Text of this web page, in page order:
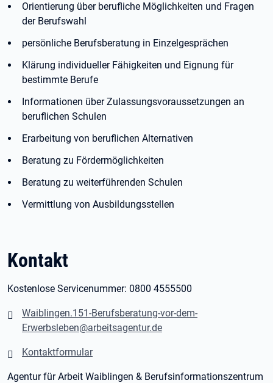
Orientierung über berufliche Möglichkeiten und Fragen
der Berufswahl
persönliche Berufsberatung in Einzelgesprächen
Klärung individueller Fähigkeiten und Eignung für
bestimmte Berufe
Informationen über Zulassungsvoraussetzungen an
beruflichen Schulen
Erarbeitung von beruflichen Alternativen
Beratung zu Fördermöglichkeiten
Beratung zu weiterführenden Schulen
Vermittlung von Ausbildungsstellen
Kontakt
Kostenlose Servicenummer: 0800 4555500
Waiblingen.151-Berufsberatung-vor-dem-
Erwerbsleben@arbeitsagentur.de
Kontaktformular
Agentur für Arbeit Waiblingen & Berufsinformationszentrum